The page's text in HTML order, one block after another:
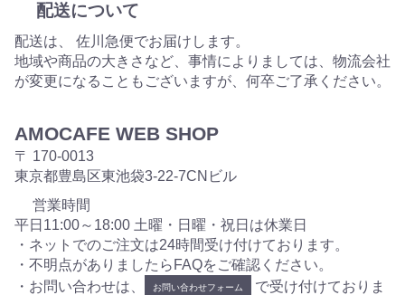
配送について
配送は、 佐川急便でお届けします。
地域や商品の大きさなど、事情によりましては、物流会社
が変更になることもございますが、何卒ご了承ください。
AMOCAFE WEB SHOP
〒 170-0013
東京都豊島区東池袋3-22-7CNビル
営業時間
平日11:00～18:00 土曜・日曜・祝日は休業日
・ネットでのご注文は24時間受け付けております。
・不明点がありましたらFAQをご確認ください。
・お問い合わせは、
お問い合わせフォーム
で受け付けておりま